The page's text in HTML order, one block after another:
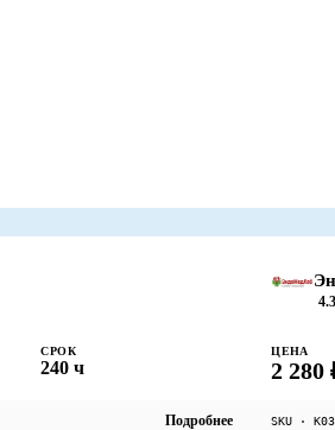
СРОК
240 ч
Подробнее
4.3
ЦЕНА
2 280
SKU ·